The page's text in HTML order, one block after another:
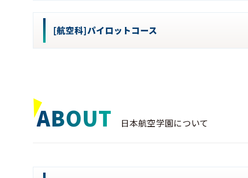
[航空科]パイロットコース
ABOUT 日本航空学園について